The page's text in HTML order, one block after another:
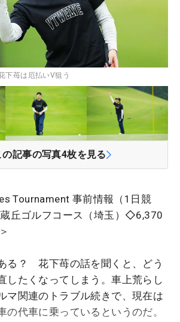
下苺は厄払いV狙う
の記事の写真4枚を見る
Tournament 事前情報（1日競
丘ゴルフコース（埼玉）◇6,370
る？ 花下苺の話を聞くと、どう
したくなってしまう。車上荒らし
マ関連のトラブル続きで、現在は
の代車に乗っているというのだ。